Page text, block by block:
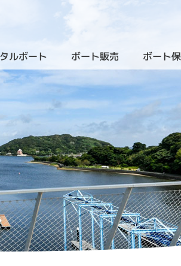
ヴィラ・浜名湖）
ルボート
（クルーザーレンタル）
ボート販売 ボート